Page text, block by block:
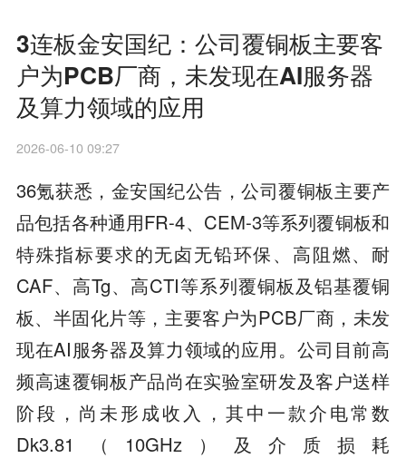
3连板金安国纪：公司覆铜板主要客
户为PCB厂商，未发现在AI服务器
及算力领域的应用
2026-06-10 09:27
36氪获悉，金安国纪公告，公司覆铜板主要产
品包括各种通用FR-4、CEM-3等系列覆铜板和
特殊指标要求的无卤无铅环保、高阻燃、耐
CAF、高Tg、高CTI等系列覆铜板及铝基覆铜
板、半固化片等，主要客户为PCB厂商，未发
现在AI服务器及算力领域的应用。公司目前高
频高速覆铜板产品尚在实验室研发及客户送样
阶段，尚未形成收入，其中一款介电常数
Dk3.81（10GHz）及介质损耗